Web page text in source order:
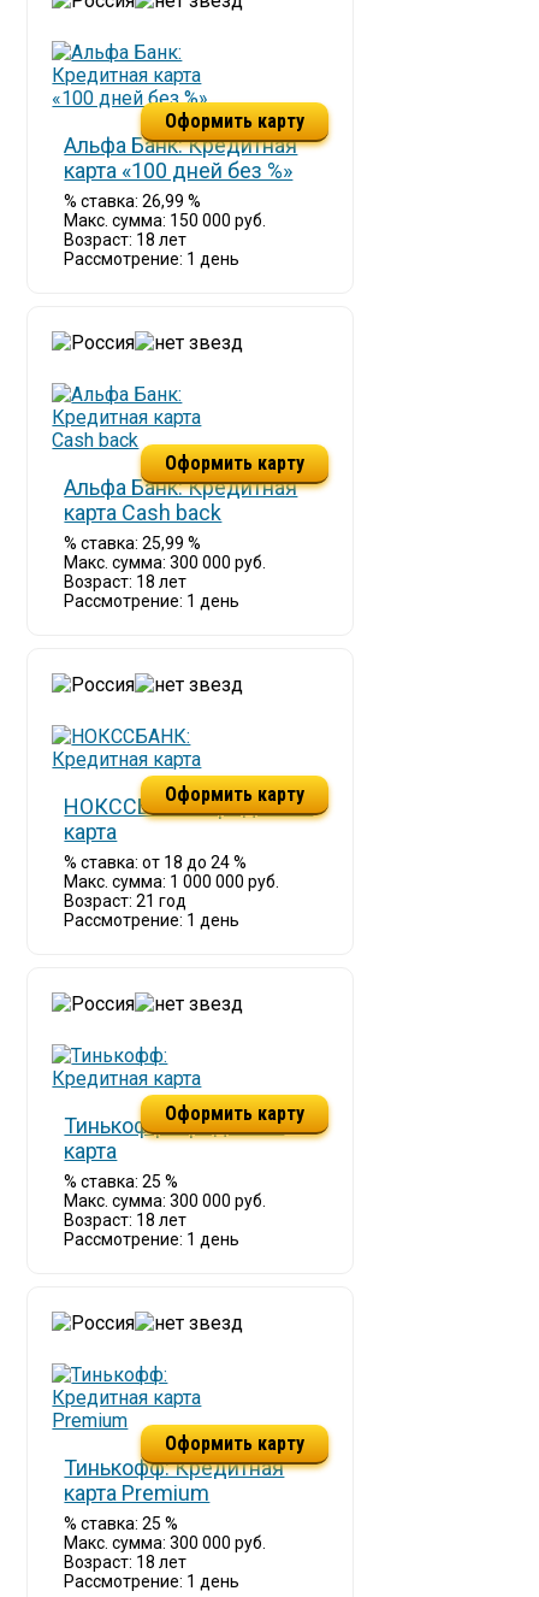
Альфа Банк: Кредитная
карта «100 дней без %»
% ставка: 26,99 %
Макс. сумма: 150 000 руб.
Возраст: 18 лет
Рассмотрение: 1 день
Оформить карту
Альфа Банк: Кредитная
карта Cash back
% ставка: 25,99 %
Макс. сумма: 300 000 руб.
Возраст: 18 лет
Рассмотрение: 1 день
Оформить карту
НОКССБАНК: Кредитная
карта
% ставка: от 18 до 24 %
Макс. сумма: 1 000 000 руб.
Возраст: 21 год
Рассмотрение: 1 день
Оформить карту
Тинькофф: Кредитная
карта
% ставка: 25 %
Макс. сумма: 300 000 руб.
Возраст: 18 лет
Рассмотрение: 1 день
Оформить карту
Тинькофф: Кредитная
карта Premium
% ставка: 25 %
Макс. сумма: 300 000 руб.
Возраст: 18 лет
Рассмотрение: 1 день
Оформить карту